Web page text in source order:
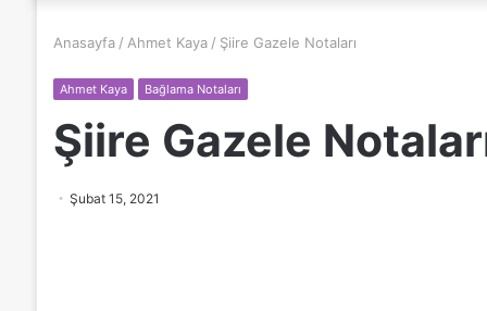
Anasayfa / Ahmet Kaya / Şiire Gazele Notaları
Ahmet Kaya Bağlama Notaları
Şiire Gazele
Şubat 15, 2021